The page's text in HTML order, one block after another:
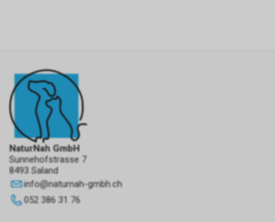
NaturNah GmbH
Sunnehofstrasse 7
8493 Saland
info@naturnah-gmbh.ch
052 386 31 76